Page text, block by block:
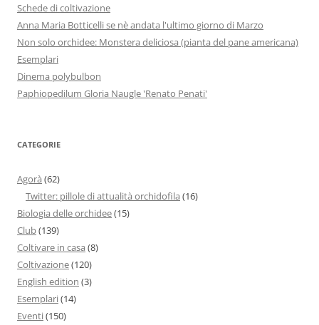
Schede di coltivazione
Anna Maria Botticelli se nè andata l'ultimo giorno di Marzo
Non solo orchidee: Monstera deliciosa (pianta del pane americana)
Esemplari
Dinema polybulbon
Paphiopedilum Gloria Naugle 'Renato Penati'
CATEGORIE
Agorà (62)
Twitter: pillole di attualità orchidofila (16)
Biologia delle orchidee(15)
Club(139)
Coltivare in casa (8)
Coltivazione(120)
English edition (3)
Esemplari(14)
Eventi(150)